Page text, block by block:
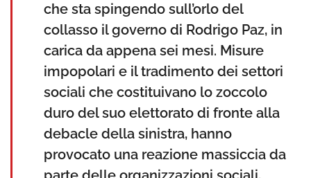
che sta spingendo sull’orlo del
collasso il governo di Rodrigo Paz, in
carica da appena sei mesi. Misure
impopolari e il tradimento dei settori
sociali che costituivano lo zoccolo
duro del suo elettorato di fronte alla
debacle della sinistra, hanno
provocato una reazione massiccia da